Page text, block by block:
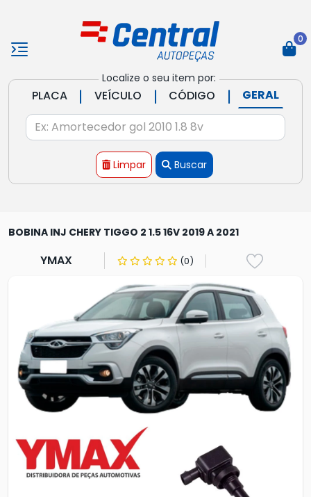
Localize o seu item por:
PLACA | VEÍCULO | CÓDIGO | GERAL
Limpar Buscar
0
BOBINA INJ CHERY TIGGO 2 1.5 16V 2019 A 2021
YMAX (0)